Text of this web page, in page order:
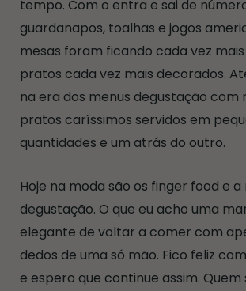
tempo. Com o entra e sai de
guardanapos, toalhas e jogos
mesas foram ficando cada vez
pratos cada vez mais decorados.
na era dos menus degustação com
pratos caríssimos servidos em
quantidades e um atrás do outro.
Hoje na moda são os finger food e a
degustação. O que eu acho uma
elegante de voltar a comer com
dedos de uma só mão. Fico feliz
e espero que continue assim.